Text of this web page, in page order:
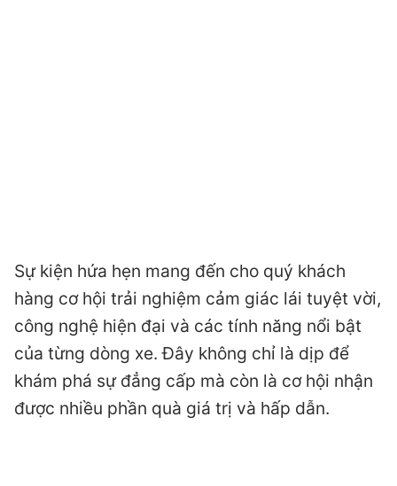
Sự kiện hứa hẹn mang đến cho quý khách
hàng cơ hội trải nghiệm cảm giác lái tuyệt vời,
công nghệ hiện đại và các tính năng nổi bật
của từng dòng xe. Đây không chỉ là dịp để
khám phá sự đẳng cấp mà còn là cơ hội nhận
được nhiều phần quà giá trị và hấp dẫn.